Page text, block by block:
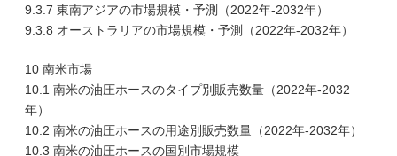
9.3.7 東南アジアの市場規模・予測（2022年-2032年）
9.3.8 オーストラリアの市場規模・予測（2022年-2032年）
10 南米市場
10.1 南米の油圧ホースのタイプ別販売数量（2022年-2032
年）
10.2 南米の油圧ホースの用途別販売数量（2022年-2032年）
10.3 南米の油圧ホースの国別市場規模